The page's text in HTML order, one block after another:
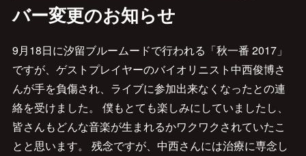
バー変更のお知らせ
9月18日に汐留ブルームードで行われる「秋一番 2017」
ですが、ゲストプレイヤーのバイオリニスト中西俊博さ
んが手を負傷され、ライブに参加出来なくなったとの連
絡を受けました。 僕もとても楽しみにしていましたし、
皆さんもどんな音楽が生まれるかワクワクされていたこ
とと思います。 残念ですが、中西さんには治療に専念し